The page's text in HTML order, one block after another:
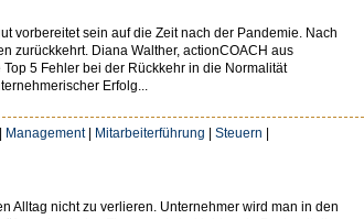
vorbereitet sein auf die Zeit nach der Pandemie. Nach
zurückkehrt. Diana Walther, actionCOACH aus
5 Fehler bei der Rückkehr in die Normalität
Erfolg...
| Management| Mitarbeiterführung | Steuern |
Alltag nicht zu verlieren. Unternehmer wird man in den